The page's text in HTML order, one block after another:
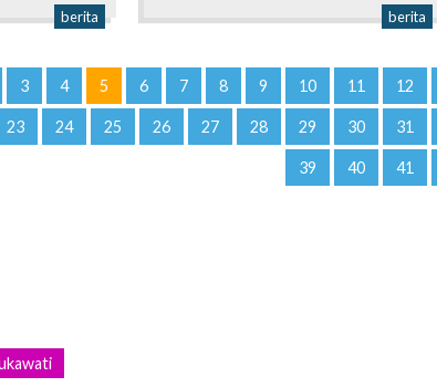
berita berita
3 4 5 6 7 8 9 10 11 12
23 24 25 26 27 28 29 30 31
39 40 41